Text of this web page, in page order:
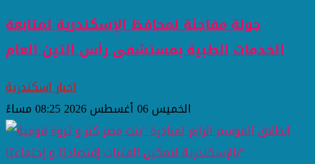
جولة مفاجئة لمحافظ الإسكندرية لمتابعة
الخدمات الطبية بمستشفى رأس التين العام
اخبار اسكندرية
الخميس 06 أغسطس 2026 08:25 مساءً